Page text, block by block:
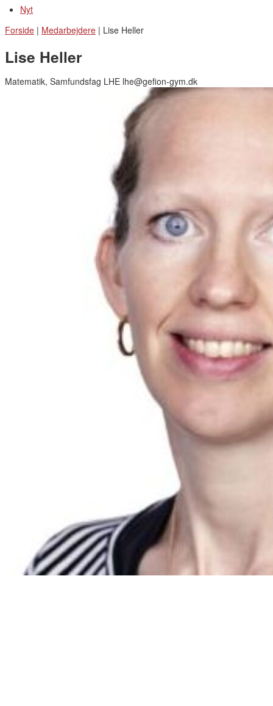
Nyt
Forside | Medarbejdere | Lise Heller
Lise Heller
Matematik, Samfundsfag LHE lhe@gefion-gym.dk